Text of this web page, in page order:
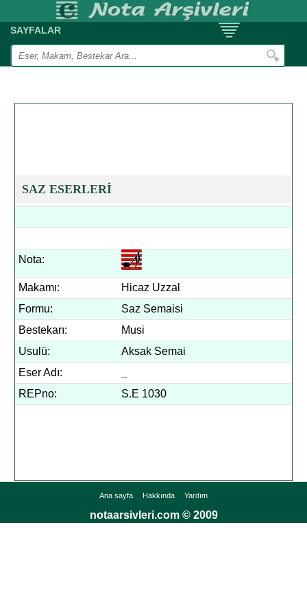
SAYFALAR
SAZ ESERLERİ
Nota:
Makamı:
Hicaz Uzzal
Formu:
Saz Semaisi
Bestekarı:
Musi
Usulü:
Aksak Semai
Eser Adı:
REPno:
S.E 1030
Ana sayfa Hakkında Yardım
notaarsivleri.com © 2009